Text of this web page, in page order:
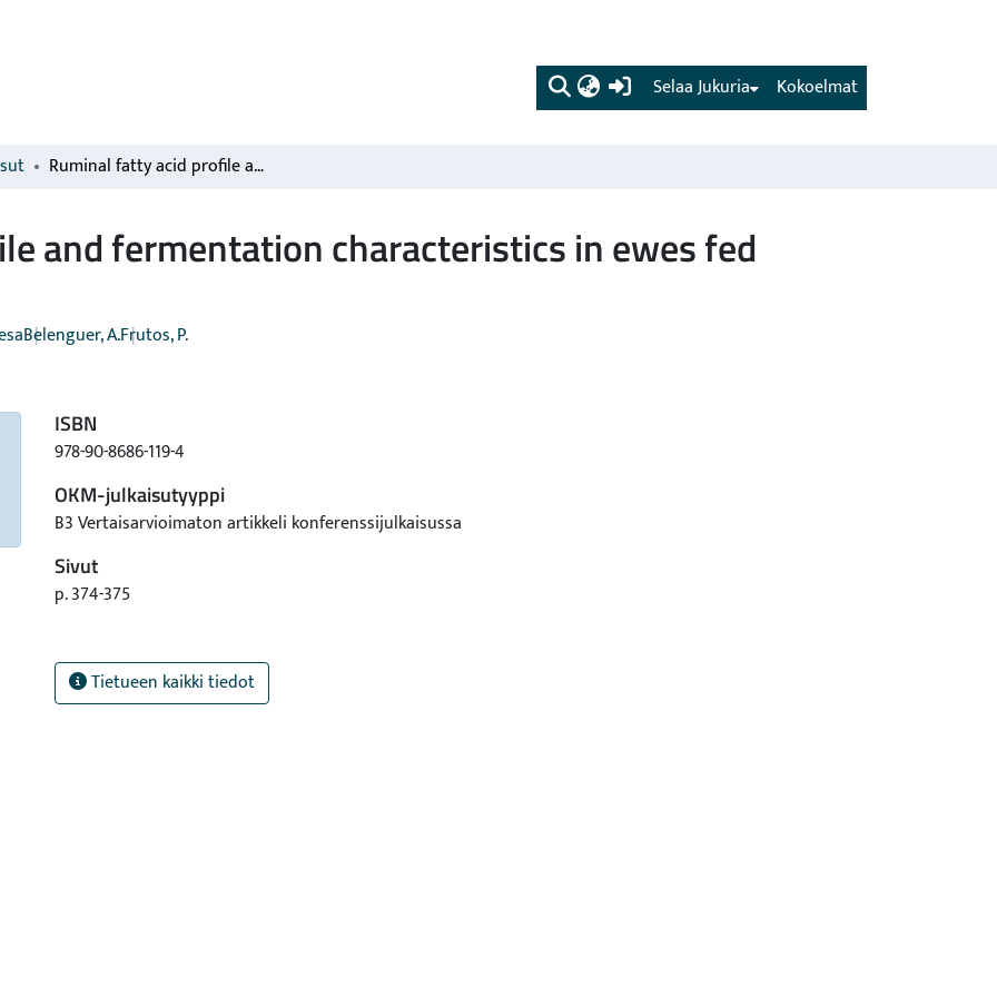
(current) Kokoelmat
Selaa Jukuria
Ruminal fatty acid profile and fermentation characteristics in ewes fed sunflower and fish oils
and fermentation characteristics in ewes fed
Belenguer, A.Frutos, P.
ISBN
978-90-8686-119-4
OKM-julkaisutyyppi
B3 Vertaisarvioimaton artikkeli konferenssijulkaisussa
Sivut
p. 374-375
Tietueen kaikki tiedot